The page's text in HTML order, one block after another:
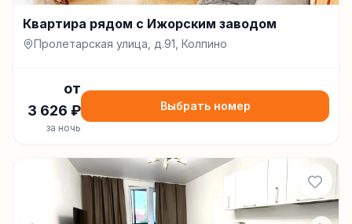
Квартира рядом с Ижорским заводом
Пролетарская улица, д.91, Колпино
от
3 626 ₽
за ночь
Выбрать номер